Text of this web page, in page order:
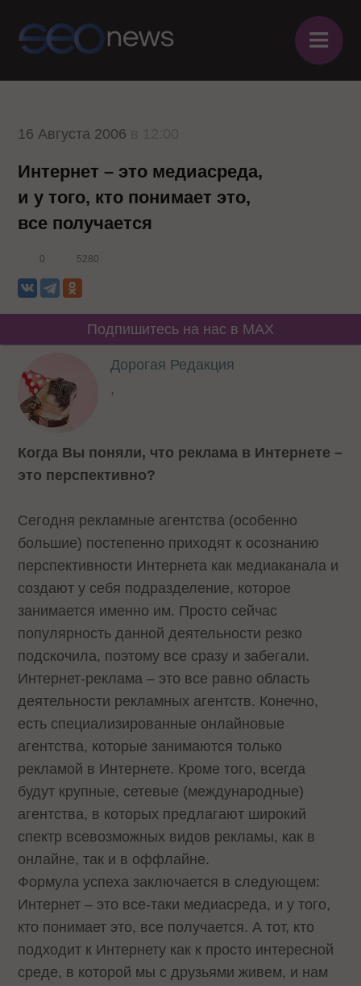
≡
16 Августа 2006
Интернет – это медиасреда,
и у того, кто понимает это,
все получается
0 5280
Подпишитесь на нас в MAX
Дорогая Редакция
,
Когда Вы поняли, что реклама в Интернете –
это перспективно?
Сегодня рекламные агентства (особенно
большие) постепенно приходят к осознанию
перспективности Интернета как медиаканала и
создают у себя подразделение, которое
занимается именно им. Просто сейчас
популярность данной деятельности резко
подскочила, поэтому все сразу и забегали.
Интернет-реклама – это все равно область
деятельности рекламных агентств. Конечно,
есть специализированные онлайновые
агентства, которые занимаются только
рекламой в Интернете. Кроме того, всегда
будут крупные, сетевые (международные)
агентства, в которых предлагают широкий
спектр всевозможных видов рекламы, как в
онлайне, так и в оффлайне.
Формула успеха заключается в следующем:
Интернет – это все-таки медиасреда, и у того,
кто понимает это, все получается. А тот, кто
подходит к Интернету как к просто интересной
среде, в которой мы с друзьями живем, и нам